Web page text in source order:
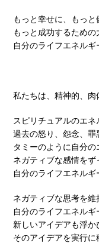
もっと幸せに、もっと
もっと成功するための
自分のライフエネルギ
私たちは、精神的、肉
スピリチュアルのエネ
過去の怒り、怨念、罪
タミーのように自分
ネガティブな感情をず
自分のライフエネルギ
ネガティブな思考を維
自分のライフエネルギ
新しいアイデアも浮か
そのアイデアを実行に